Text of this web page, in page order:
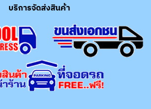
บริการจัดส่งสินค้า